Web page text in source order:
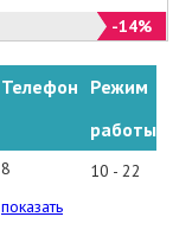
-14%
Телефон Режим
работы
8
(35152)
показать
10 - 22